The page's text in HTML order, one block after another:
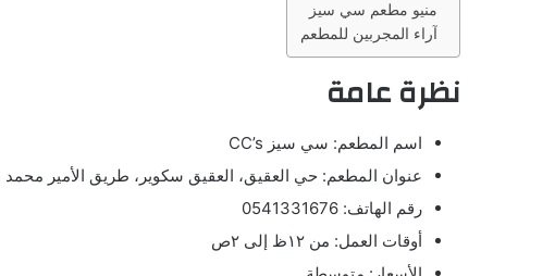
منيو مطعم سي سيز
آراء المجربين للمطعم
نظرة عامة
اسم المطعم: سي سيز CC’s
عنوان المطعم: حي العقيق، العقيق سكوير، طريق الأمير محمد
رقم الهاتف: 0541331676
أوقات العمل: من ١٢ظ إلى ٢ص